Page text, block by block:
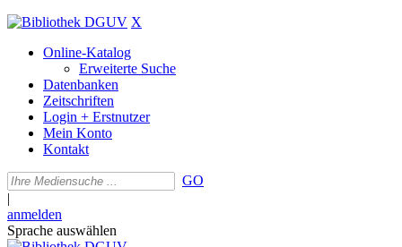
X
Online-Katalog
Erweiterte Suche
Datenbanken
Zeitschriften
Login + Erstnutzer
Mein Konto
Kontakt
GO
|
anmelden
Sprache auswählen